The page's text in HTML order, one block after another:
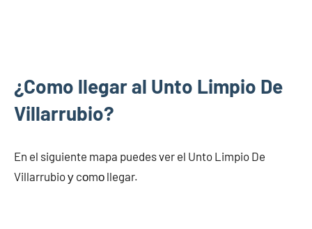
¿Como llegar al Unto Limpio De
Villarrubio?
En el siguiente mapa puedes ver el Unto Limpio De
Villarrubio у cοmο llegar.